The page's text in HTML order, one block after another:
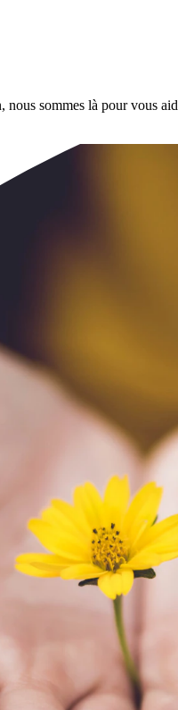
nous sommes là pour vous